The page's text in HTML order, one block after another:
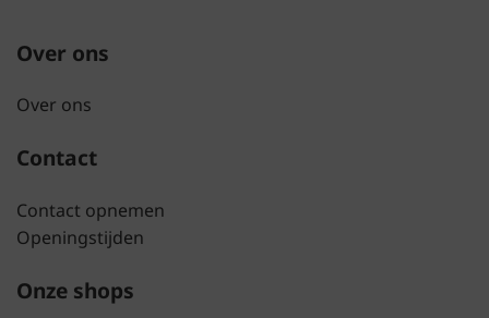
Over ons
Over ons
Contact
Contact opnemen
Openingstijden
Onze shops